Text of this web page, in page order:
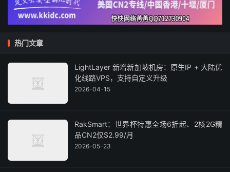
热门文章
LightLayer 新增新加坡机房：原生IP + 大陆优
化线路VPS，支持自定义升级
2026-04-15
RakSmart：世界杯特惠全场6折起、2核2G精
品CN2仅$2.99/月
2026-05-23